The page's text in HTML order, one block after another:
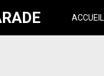
ACCUEIL